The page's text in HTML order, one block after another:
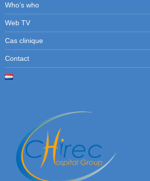
Who’s who
Web TV
Cas clinique
Contact